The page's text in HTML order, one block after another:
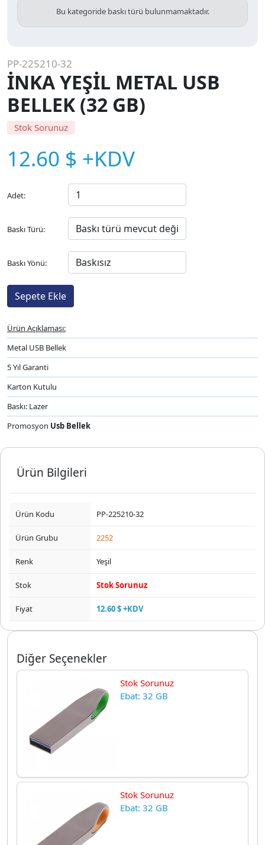
Bu kategoride baskı türü bulunmamaktadır.
PP-225210-32
İNKA YEŞİL METAL USB
BELLEK (32 GB)
Stok Sorunuz
12.60 $ +KDV
Adet:
Baskı Türü:
Baskı Yönü:
Ürün Açıklaması:
Metal USB Bellek
5 Yıl Garanti
Karton Kutulu
Baskı: Lazer
Promosyon Usb Bellek
Ürün Bilgileri
Ürün Kodu PP-225210-32
Ürün Grubu 2252
Renk Yeşil
Stok Stok Sorunuz
Fiyat 12.60 $ +KDV
Diğer Seçenekler
Stok Sorunuz
Ebat: 32 GB
Stok Sorunuz
Ebat: 32 GB